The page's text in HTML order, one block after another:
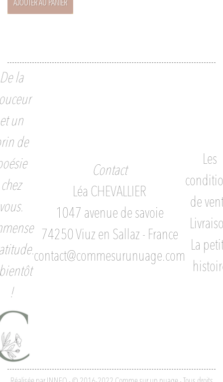
AJOUTER AU PANIER
la
un
de
chez
!
Contact
Léa CHEVALLIER
1047 avenue de savoie
74250 Viuz en Sallaz - France
contact@commesurunuage.com
Les
de
La